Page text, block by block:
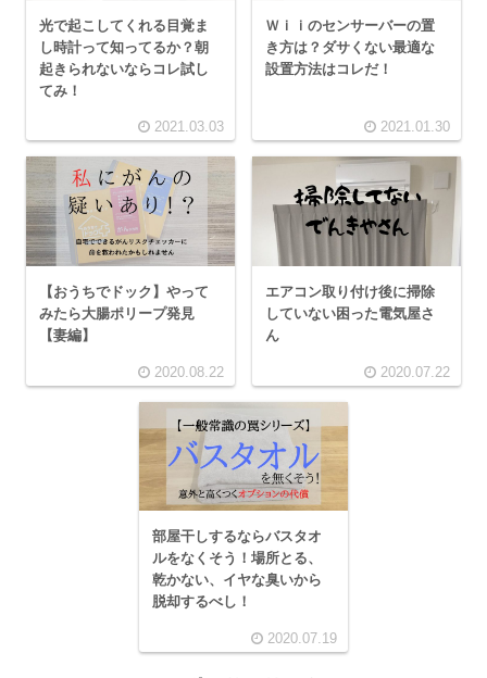
光で起こしてくれる目覚ま
し時計って知ってるか？朝
起きられないならコレ試し
てみ！
2021.03.03
Ｗｉｉのセンサーバーの置
き方は？ダサくない最適な
設置方法はコレだ！
2021.01.30
【おうちでドック】やって
みたら大腸ポリープ発見
【妻編】
2020.08.22
エアコン取り付け後に掃除
していない困った電気屋さ
ん
2020.07.22
部屋干しするならバスタオ
ルをなくそう！場所とる、
乾かない、イヤな臭いから
脱却するべし！
2020.07.19